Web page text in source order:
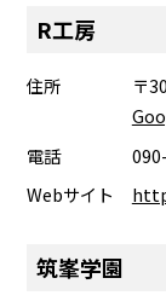
R工房
住所
〒
電話
Webサイト
筑峯学園